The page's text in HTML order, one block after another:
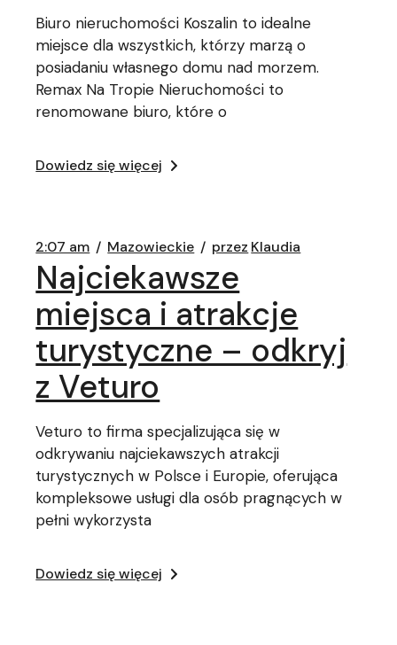
Biuro nieruchomości Koszalin to idealne
miejsce dla wszystkich, którzy marzą o
posiadaniu własnego domu nad morzem.
Remax Na Tropie Nieruchomości to
renomowane biuro, które o
Dowiedz się więcej
2:07 am Mazowieckie przez Klaudia
Najciekawsze
miejsca i atrakcje
turystyczne – odkryj
z Veturo
Veturo to firma specjalizująca się w
odkrywaniu najciekawszych atrakcji
turystycznych w Polsce i Europie, oferująca
kompleksowe usługi dla osób pragnących w
pełni wykorzysta
Dowiedz się więcej